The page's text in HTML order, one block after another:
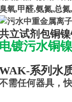
氧,甲醛,氨氮,总
立试剂包铜
电镀污水铜
系列水
需任何器具，